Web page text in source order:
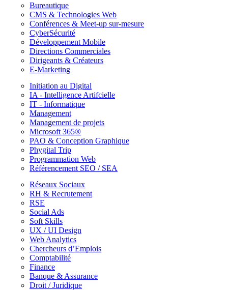
Bureautique
CMS & Technologies Web
Conférences & Meet-up sur-mesure
CyberSécurité
Développement Mobile
Directions Commerciales
Dirigeants & Créateurs
E-Marketing
Initiation au Digital
IA - Intelligence Artifcielle
IT - Informatique
Management
Management de projets
Microsoft 365®
PAO & Conception Graphique
Phygital Trip
Programmation Web
Référencement SEO / SEA
Réseaux Sociaux
RH & Recrutement
RSE
Social Ads
Soft Skills
UX / UI Design
Web Analytics
Chercheurs d’Emplois
Comptabilité
Finance
Banque & Assurance
Droit / Juridique